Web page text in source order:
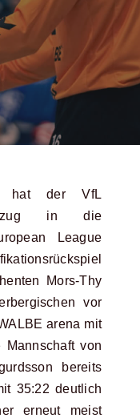
hat der VfL
in die
League
Mors-Thy
vor
arena mit
von
bereits
35:22 deutlich
erneut meist